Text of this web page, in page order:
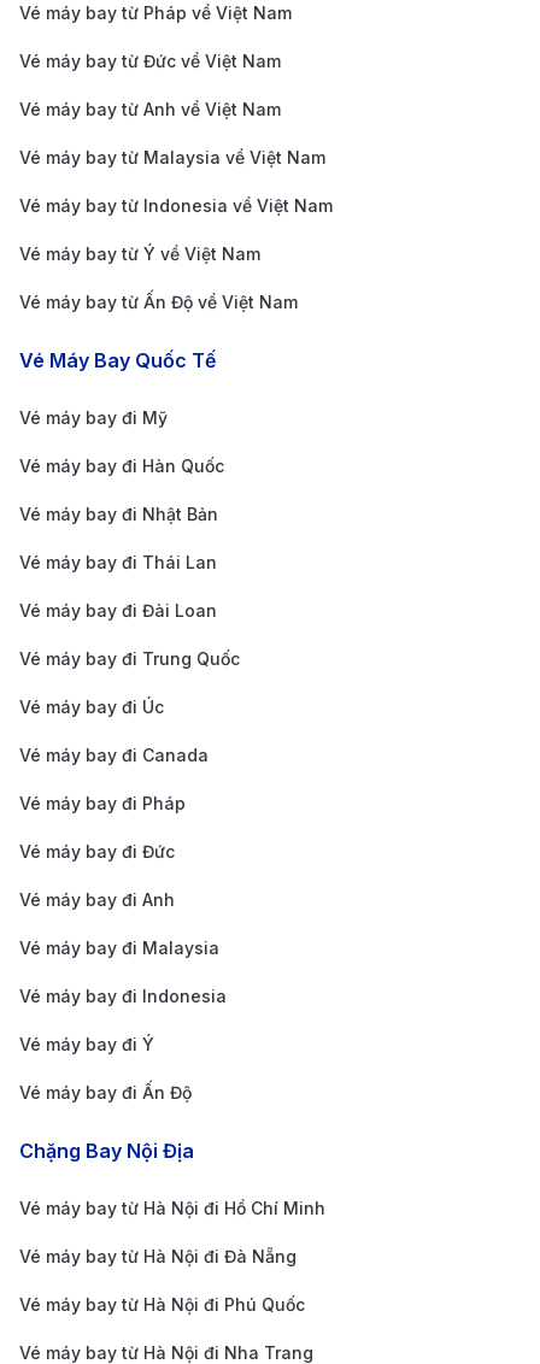
Giá vé khứ hồi cao nhất:
Giá vé khứ hồi
(VND)
Vietjet 14.633.766
Vietjet 14.851.327
Juneyao Airlines
ANA 24.700.499
ANA
Lưu ý: Giá vé phía trên được
hệ ngay190 Booking
Quy định nhập cảnh Việt Nam
Vé máy bay từ Pháp về Việt Nam
Vé máy bay từ Đức về Việt Nam
Vé máy bay từ Anh về Việt Nam
Vé máy bay từ Malaysia về Việt Nam
Vé máy bay từ Indonesia về Việt Nam
Vé máy bay từ Ý về Việt Nam
Vé máy bay từ Ấn Độ về Việt Nam
Vé Máy Bay Quốc Tế
Vé máy bay đi Mỹ
Vé máy bay đi Hàn Quốc
Vé máy bay đi Nhật Bản
Vé máy bay đi Thái Lan
Vé máy bay đi Đài Loan
Vé máy bay đi Trung Quốc
Vé máy bay đi Úc
Vé máy bay đi Canada
Vé máy bay đi Pháp
Vé máy bay đi Đức
Vé máy bay đi Anh
Vé máy bay đi Malaysia
Vé máy bay đi Indonesia
Vé máy bay đi Ý
Vé máy bay đi Ấn Độ
Chặng Bay Nội Địa
Vé máy bay từ Hà Nội đi Hồ Chí Minh
Vé máy bay từ Hà Nội đi Đà Nẵng
Vé máy bay từ Hà Nội đi Phú Quốc
Vé máy bay từ Hà Nội đi Nha Trang